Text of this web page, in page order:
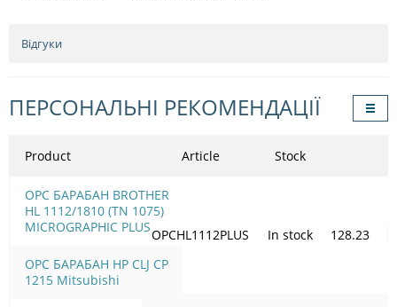
Відгуки
ПЕРСОНАЛЬНІ РЕКОМЕНДАЦІЇ
Product
OPC БАРАБАН BROTHER
HL 1112/1810 (TN 1075)
MICROGRAPHIC PLUS
OPC БАРАБАН HP CLJ CP
1215 Mitsubishi
Article Stock
OPCHL1112PLUS In stock 128.23